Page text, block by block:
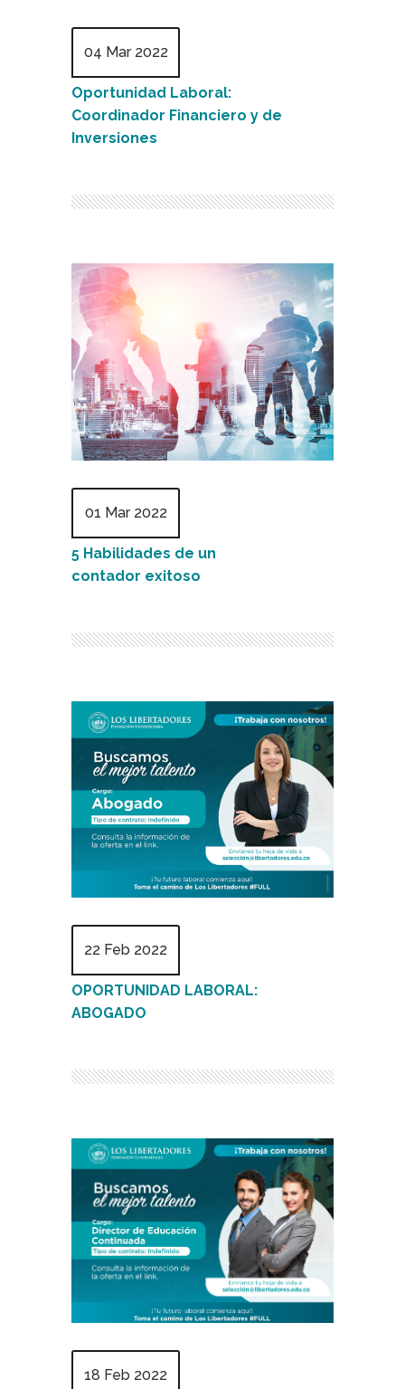
04 Mar 2022
Oportunidad Laboral:
Coordinador Financiero y de
Inversiones
01 Mar 2022
5 Habilidades de un
contador exitoso
22 Feb 2022
OPORTUNIDAD LABORAL:
ABOGADO
18 Feb 2022